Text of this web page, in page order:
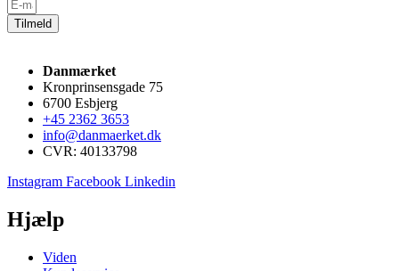
Tilmeld
Danmærket
Kronprinsensgade 75
6700 Esbjerg
+45 2362 3653
info@danmaerket.dk
CVR: 40133798
Instagram Facebook Linkedin
Hjælp
Viden